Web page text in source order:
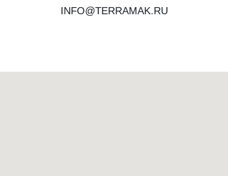
INFO@TERRAMAK.RU